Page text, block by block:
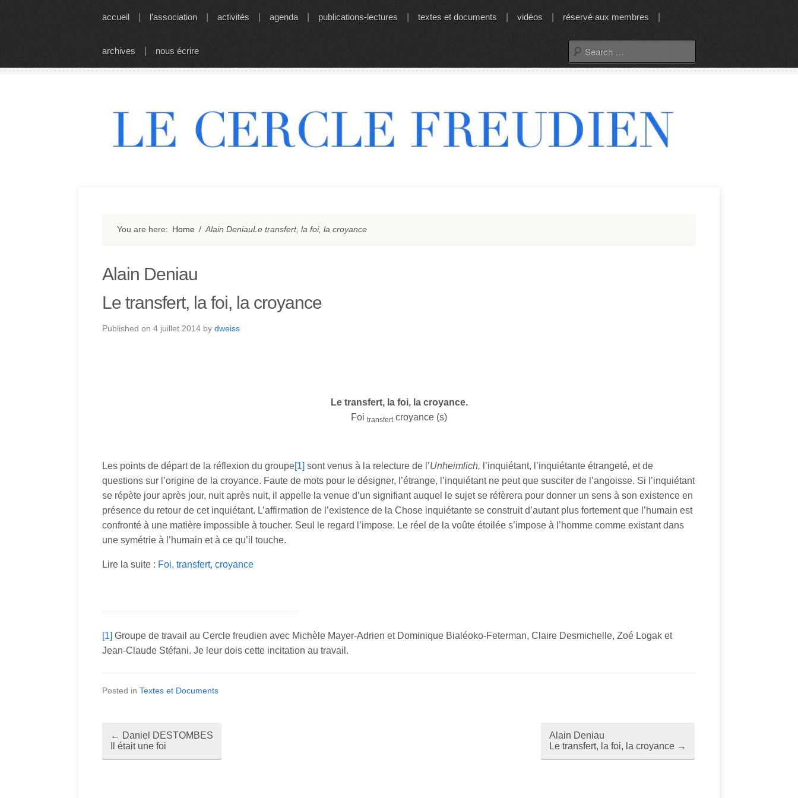
accueil l’association activités agenda publications-lectures textes et documents vidéos réservé aux membres
archives nous écrire
Search
for:
You are here: Home / Alain DeniauLe transfert, la foi, la croyance
Alain Deniau
Le transfert, la foi, la croyance
Published on 4 juillet 2014 by dweiss
Le transfert, la foi, la croyance.
Foi transfert croyance (s)
Les points de départ de la réflexion du groupe[1] sont venus à la relecture de l’Unheimlich, l’inquiétant, l’inquiétante étrangeté, et de
questions sur l’origine de la croyance. Faute de mots pour le désigner, l’étrange, l’inquiétant ne peut que susciter de l’angoisse. Si l’inquiétant
se répète jour après jour, nuit après nuit, il appelle la venue d’un signifiant auquel le sujet se réfèrera pour donner un sens à son existence en
présence du retour de cet inquiétant. L’affirmation de l’existence de la Chose inquiétante se construit d’autant plus fortement que l’humain est
confronté à une matière impossible à toucher. Seul le regard l’impose. Le réel de la voûte étoilée s’impose à l’homme comme existant dans
une symétrie à l’humain et à ce qu’il touche.
Lire la suite : Foi, transfert, croyance
[1] Groupe de travail au Cercle freudien avec Michèle Mayer-Adrien et Dominique Bialéoko-Feterman, Claire Desmichelle, Zoé Logak et
Jean-Claude Stéfani. Je leur dois cette incitation au travail.
Posted in Textes et Documents
← Daniel DESTOMBES
Il était une foi
Alain Deniau
Le transfert, la foi, la croyance →